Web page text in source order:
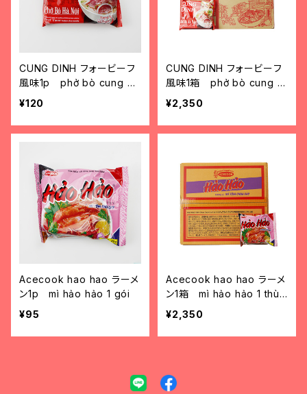
CUNG DINH フォービーフ
風味1p phở bò cung đì
nh 1 gói
¥120
CUNG DINH フォービーフ
風味1箱 phở bò cung đì
nh 1 thùng
¥2,350
Acecook hao hao ラーメ
ン1p mì hảo hảo 1 gói
¥95
Acecook hao hao ラーメ
ン1箱 mì hảo hảo 1 thùn
g
¥2,350